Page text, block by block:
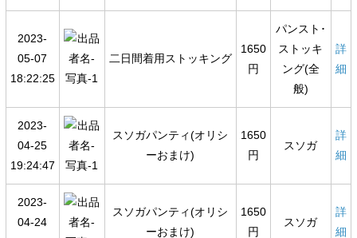
2023-
05-07
18:22:25
二日間着用ストッキング
1650
円
パンスト･
ストッキ
ング(全
般)
詳
細
2023-
04-25
19:24:47
スソガパンティ(オリシ
ーおまけ)
1650
円
スソガ
詳
細
2023-
04-24
スソガパンティ(オリシ
ーおまけ)
1650
円
スソガ
詳
細